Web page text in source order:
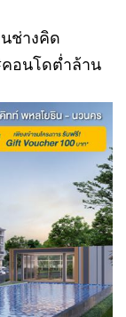
ช่างคิด
อนโดต่ำล้าน